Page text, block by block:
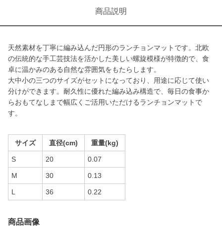
商品説明
天然素材を丁寧に編み込んだ円形のランチョンマットです。北欧
の伝統的な手工芸技法を活かした美しい螺旋模様が特徴的で、食
卓に温かみのある自然な雰囲気をもたらします。
大中小の三つのサイズがセットになっており、用途に応じて使い
分けができます。耐久性に優れた編み込み構造で、毎日の食事か
らおもてなしまで幅広くご活用いただけるランチョンマットで
す。
サイズ 直径(cm) 重量(kg)
S 20 0.07
M 30 0.13
L 36 0.22
商品画像